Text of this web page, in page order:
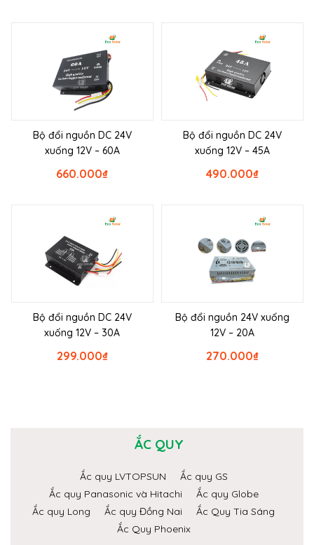
Bộ đổi nguồn DC 24V
xuống 12V – 60A
₫
660.000
Bộ đổi nguồn DC 24V
xuống 12V – 45A
₫
490.000
Bộ đổi nguồn DC 24V
xuống 12V – 30A
₫
299.000
Bộ đổi nguồn 24V xuống
12V – 20A
₫
270.000
ẮC QUY
Ắc quy LVTOPSUN
Ắc quy GS
Ắc quy Panasonic và Hitachi
Ắc quy Globe
Ắc quy Long
Ắc quy Đồng Nai
Ắc Quy Tia Sáng
Ắc Quy Phoenix